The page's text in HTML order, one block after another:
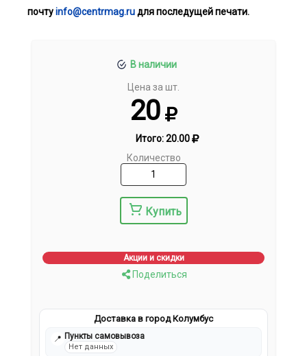
почтуinfo@centrmag.ruдля последущей печати.
В наличии
Цена за шт.
20
Итого:20.00
Количество
Купить
Акции и скидки
Поделиться
Доставка в город Колумбус
📍 Пункты самовывоза
Нет данных